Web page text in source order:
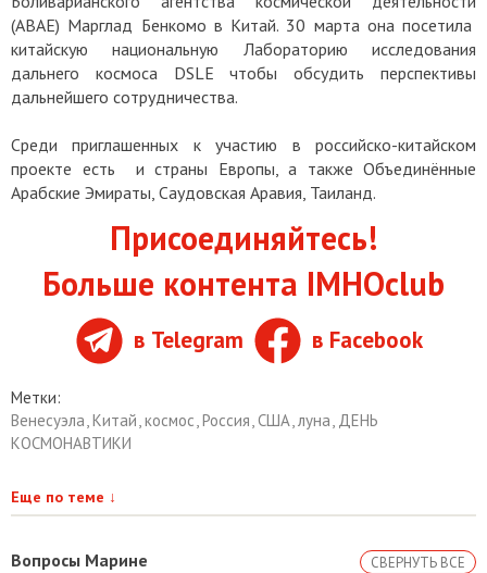
(АВАЕ) Марглад Бенкомо в Китай. 30 марта она посетила
китайскую национальную Лабораторию исследования
дальнего космоса DSLE чтобы обсудить перспективы
дальнейшего сотрудничества.
Среди приглашенных к участию в российско-китайском
проекте есть и страны Европы, а также Объединённые
Арабские Эмираты, Саудовская Аравия, Таиланд.
Присоединяйтесь!
Больше контента IMHOclub
в Telegram в Facebook
Метки:
Венесуэла,Китай,космос,Россия,США,луна, ДЕНЬ
КОСМОНАВТИКИ
Еще по теме ↓
Вопросы Марине СВЕРНУТЬ ВСЕ